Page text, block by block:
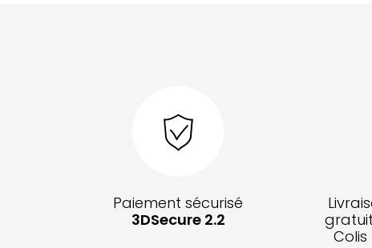
Paiement sécurisé
3DSecure 2.2